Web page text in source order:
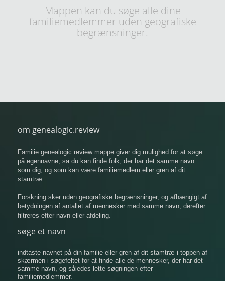
Mappen kan du søge alle dine
familiemedlemmer uden geografiske
begrænsninger.
om genealogic.review
Familie genealogic.review mappe giver dig mulighed for at søge
på egennavne, så du kan finde folk, der har det samme navn
som dig, og som kan være familiemedlem eller gren af ​​dit
stamtræ .
Forskning sker uden geografiske begrænsninger, og afhængigt af
betydningen af ​​antallet af mennesker med samme navn, derefter
filtreres efter navn eller afdeling.
søge et navn
indtaste navnet på din familie eller gren af ​​dit stamtræ i toppen af
​​skærmen i søgefeltet for at finde alle de mennesker, der har det
samme navn, og således lette søgningen efter
familiemedlemmer.